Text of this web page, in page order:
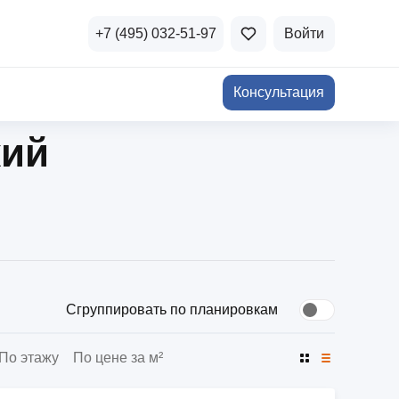
недвижимость
и продажа
+7 (495) 032-51-97 Войти
Консультация
Сгруппировать по планировкам
По этажу По цене за м²